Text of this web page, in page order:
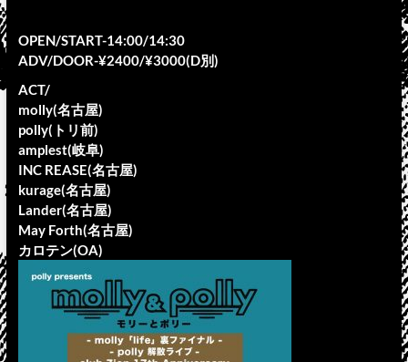
OPEN/START-14:00/14:30
ADV/DOOR-¥2400/¥3000(D別)
ACT/
molly(名古屋)
polly(トリ前)
amplest(岐阜)
INC REASE(名古屋)
kurage(名古屋)
Lander(名古屋)
May Forth(名古屋)
カロテン(OA)